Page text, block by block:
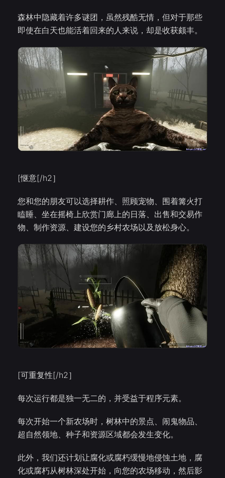
森林中隐藏着许多谜团，虽然残酷无情，但对于那些
即使在白天也能活着回来的人来说，却是收获颇丰。
[惬意[/h2］
您和您的朋友可以选择耕作、照顾宠物、围着篝火打
瞌睡、坐在摇椅上欣赏门廊上的日落、出售和交易作
物、制作资源、建设您的乡村农场以及放松身心。
[可重复性[/h2］
每次运行都是独一无二的，并受益于程序元素。
每次开始一个新农场时，树林中的景点、闹鬼物品、
超自然领地、种子和资源区域都会发生变化。
此外，我们还计划让腐化或腐朽缓慢地侵蚀土地，腐
化或腐朽从树林深处开始，向您的农场移动，然后影